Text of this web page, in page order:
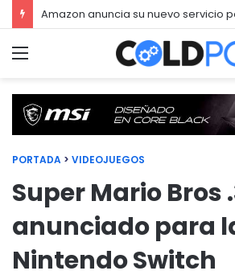
Menú
PORTADA > VIDEOJUEGOS
Super Mario Bros
anunciado para
Nintendo Switch